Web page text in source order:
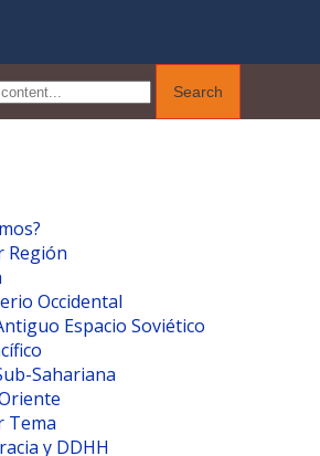
Región
Occidental
Espacio Soviético
Sahariana
Tema
y DDHH